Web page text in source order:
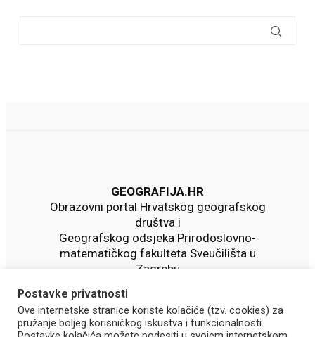
GEOGRAFIJA.HR
Obrazovni portal Hrvatskog geografskog
društva i
Geografskog odsjeka Prirodoslovno-
matematičkog fakulteta Sveučilišta u
Zagrebu
Postavke privatnosti
Ove internetske stranice koriste kolačiće (tzv. cookies) za
pružanje boljeg korisničkog iskustva i funkcionalnosti.